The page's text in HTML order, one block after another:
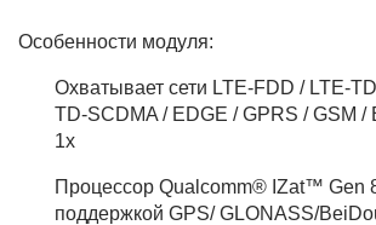
Особенности модуля:
Охватывает сети LTE-FDD / LTE-
TD-SCDMA / EDGE / GPRS / GSM /
1x
Процессор Qualcomm® IZat™ Gen
поддержкой GPS/ GLONASS/